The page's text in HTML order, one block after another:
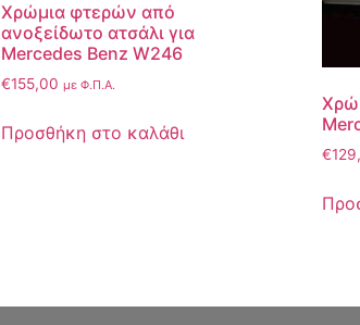
Χρώμια φτερών από
ανοξείδωτο ατσάλι για
Mercedes Benz W246
€155,00 με Φ.Π.Α.
Προσθήκη στο καλάθι
€